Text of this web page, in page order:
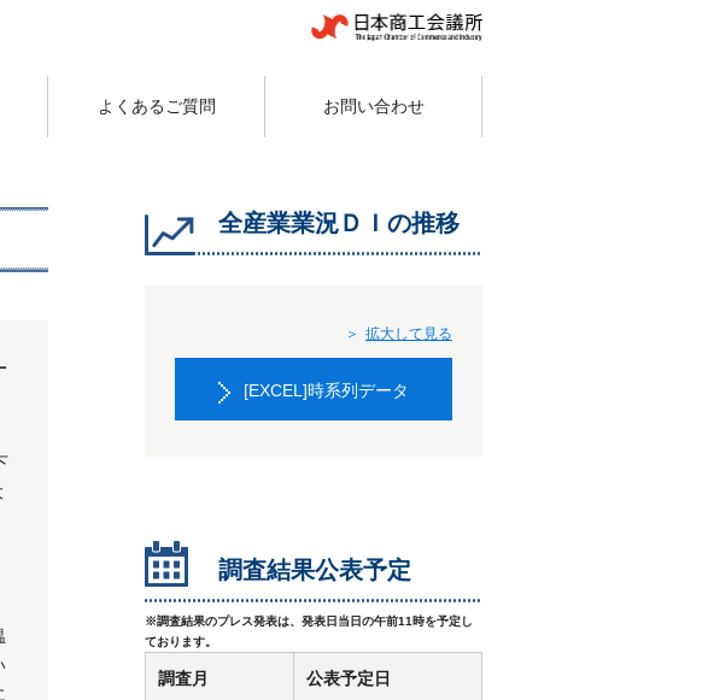
よくあるご質問 お問い合わせ
全産業業況ＤＩの推移
拡大して見る
[EXCEL]時系列データ
調査結果公表予定
※調査結果のプレス発表は、発表日当日の午前11時を予定し
ております。
調査月 公表予定日